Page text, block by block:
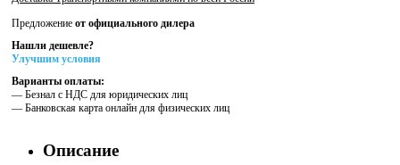
Предложение от официального дилера
Нашли дешевле?
Улучшим условия
Варианты оплаты:
— Безнал с НДС для юридических лиц
— Банковская карта онлайн для физических лиц
Описание